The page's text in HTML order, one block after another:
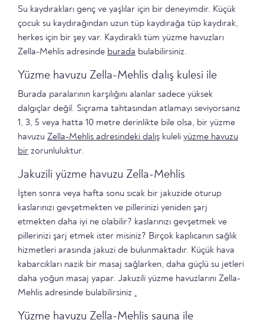
Su kaydırakları genç ve yaşlılar için bir deneyimdir. Küçük
çocuk su kaydırağından uzun tüp kaydırağa tüp kaydırak,
herkes için bir şey var. Kaydıraklı tüm yüzme havuzları
Zella-Mehlis adresinde burada bulabilirsiniz.
Yüzme havuzu Zella-Mehlis dalış kulesi ile
Burada paralarının karşılığını alanlar sadece yüksek
dalgıçlar değil. Sıçrama tahtasından atlamayı seviyorsanız
1, 3, 5 veya hatta 10 metre derinlikte bile olsa, bir yüzme
havuzu Zella-Mehlis adresindeki dalış kuleli yüzme havuzu
bir zorunluluktur.
Jakuzili yüzme havuzu Zella-Mehlis
İşten sonra veya hafta sonu sıcak bir jakuzide oturup
kaslarınızı gevşetmekten ve pillerinizi yeniden şarj
etmekten daha iyi ne olabilir? kaslarınızı gevşetmek ve
pillerinizi şarj etmek ister misiniz? Birçok kaplıcanın sağlık
hizmetleri arasında jakuzi de bulunmaktadır. Küçük hava
kabarcıkları nazik bir masaj sağlarken, daha güçlü su jetleri
daha yoğun masaj yapar. Jakuzili yüzme havuzlarını Zella-
Mehlis adresinde bulabilirsiniz .
Yüzme havuzu Zella-Mehlis sauna ile